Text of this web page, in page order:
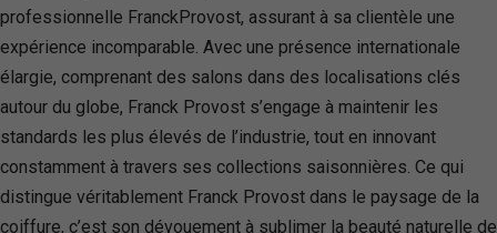
professionnelle FranckProvost, assurant à sa clientèle une
expérience incomparable. Avec une présence internationale
élargie, comprenant des salons dans des localisations clés
autour du globe, Franck Provost s’engage à maintenir les
standards les plus élevés de l’industrie, tout en innovant
constamment à travers ses collections saisonnières. Ce qui
distingue véritablement Franck Provost dans le paysage de la
coiffure, c’est son dévouement à sublimer la beauté naturelle de